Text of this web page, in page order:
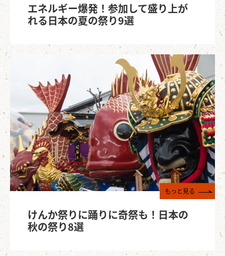
エネルギー爆発！参加して盛り上が
れる日本の夏の祭り9選
けんか祭りに踊りに奇祭も！日本の
秋の祭り8選
もっと見る